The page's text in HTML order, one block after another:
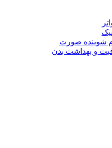
شوینده صورت
و بهداشت بدن